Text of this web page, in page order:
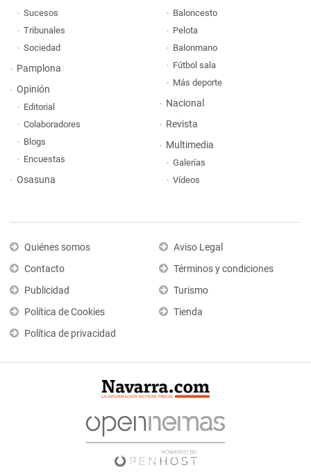
Sucesos
Tribunales
Sociedad
Pamplona
Opinión
Editorial
Colaboradores
Blogs
Encuestas
Osasuna
Baloncesto
Pelota
Balonmano
Fútbol sala
Más deporte
Nacional
Revista
Multimedia
Galerías
Vídeos
Quiénes somos
Contacto
Publicidad
Política de Cookies
Política de privacidad
Aviso Legal
Términos y condiciones
Turismo
Tienda